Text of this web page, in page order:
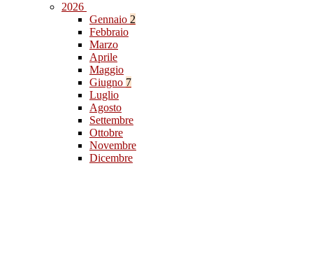
2026
Gennaio 2
Febbraio
Marzo
Aprile
Maggio
Giugno 7
Luglio
Agosto
Settembre
Ottobre
Novembre
Dicembre